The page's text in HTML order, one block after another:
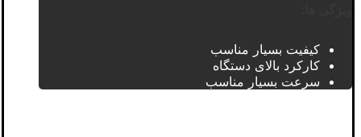
کیفیت بسیار مناسب
کارکرد بالای دستگاه
سرعت بسیار مناسب